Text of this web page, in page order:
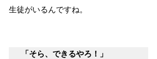
生徒がいるんですね。
「そら、できるやろ！」